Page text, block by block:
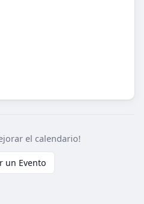
el calendario!
un Evento